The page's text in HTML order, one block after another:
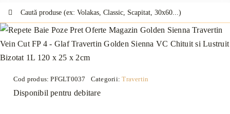
Cod produs:PFGLT0037 Categorii:Travertin
Disponibil pentru debitare